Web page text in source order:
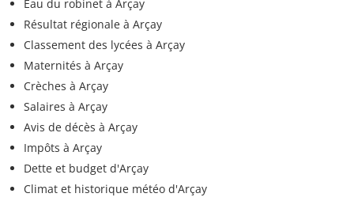
Eau du robinet à Arçay
Résultat régionale à Arçay
Classement des lycées à Arçay
Maternités à Arçay
Crèches à Arçay
Salaires à Arçay
Avis de décès à Arçay
Impôts à Arçay
Dette et budget d'Arçay
Climat et historique météo d'Arçay